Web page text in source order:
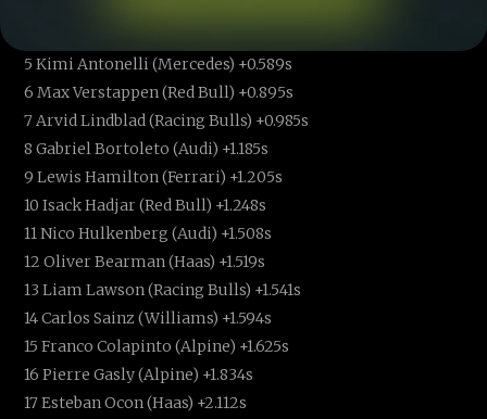
5 Kimi Antonelli (Mercedes) +0.589s
6 Max Verstappen (Red Bull) +0.895s
7 Arvid Lindblad (Racing Bulls) +0.985s
8 Gabriel Bortoleto (Audi) +1.185s
9 Lewis Hamilton (Ferrari) +1.205s
10 Isack Hadjar (Red Bull) +1.248s
11 Nico Hulkenberg (Audi) +1.508s
12 Oliver Bearman (Haas) +1.519s
13 Liam Lawson (Racing Bulls) +1.541s
14 Carlos Sainz (Williams) +1.594s
15 Franco Colapinto (Alpine) +1.625s
16 Pierre Gasly (Alpine) +1.834s
17 Esteban Ocon (Haas) +2.112s